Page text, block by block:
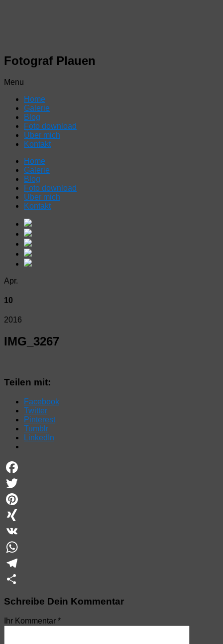
Fotograf Plauen
Menu
Home
Galerie
Blog
Foto download
Über mich
Kontakt
Home
Galerie
Blog
Foto download
Über mich
Kontakt
Apr.
10
2016
IMG_3267
Teilen mit:
Facebook
Twitter
Pinterest
Tumblr
LinkedIn
Facebook
Twitter
Pinterest
XING
VK
WhatsApp
Telegram
Schreibe Dein Kommentar
Ihr Kommentar *